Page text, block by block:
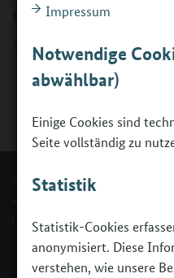
Impressum
Notwendige
abwählbar)
Einige Cookies sind
Seite vollständig zu
Statistik
Statistik-Cookies
anonymisiert. Diese
verstehen, wie unsere
Die Qualitätsstandards in
Download
(PDF, 195KB,
© BMBFSFJ -
Barriere melden